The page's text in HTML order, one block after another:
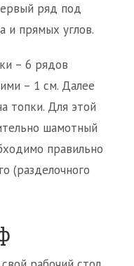
ряд под
и прямых углов.
– 6 рядов
– 1 см. Далее
топки. Для этой
шамотный
правильно
(разделочного